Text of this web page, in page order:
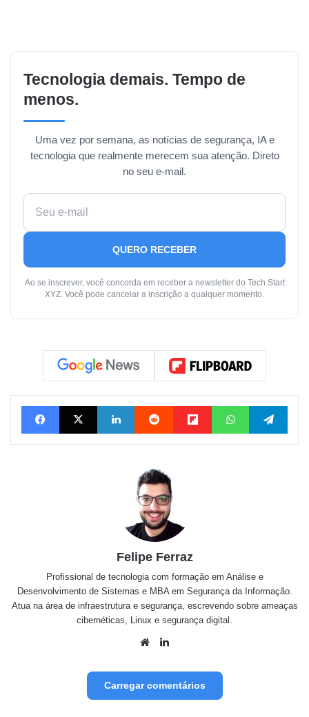
Tecnologia demais. Tempo de
menos.
Uma vez por semana, as notícias de segurança, IA e
tecnologia que realmente merecem sua atenção. Direto
no seu e-mail.
QUERO RECEBER
Ao se inscrever, você concorda em receber a newsletter do Tech Start
XYZ. Você pode cancelar a inscrição a qualquer momento.
FacebookX Linkedin Reddit FlipboardWhatsApp
Felipe Ferraz
Profissional de tecnologia com formação em Análise e
Desenvolvimento de Sistemas e MBA em Segurança da Informação.
Atua na área de infraestrutura e segurança, escrevendo sobre ameaças
cibernéticas, Linux e segurança digital.
Website
Carregar comentários